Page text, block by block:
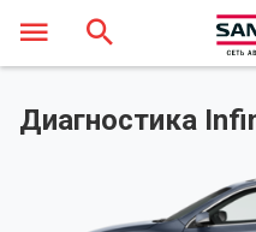
Диагностика